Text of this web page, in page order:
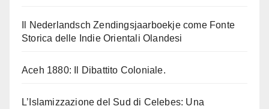
Il Nederlandsch Zendingsjaarboekje come Fonte
Storica delle Indie Orientali Olandesi
Aceh 1880: Il Dibattito Coloniale.
L’Islamizzazione del Sud di Celebes: Una